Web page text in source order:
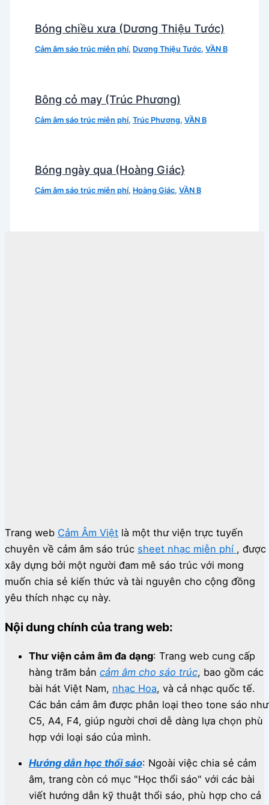
Bóng chiều xưa (Dương Thiệu Tước)
Cảm âm sáo trúc miễn phí, Dương Thiệu Tước, VẦN B
Bông cỏ may (Trúc Phương)
Cảm âm sáo trúc miễn phí, Trúc Phương, VẦN B
Bóng ngày qua (Hoàng Giác}
Cảm âm sáo trúc miễn phí, Hoàng Giác, VẦN B
Trang web Cảm Âm Việt là một thư viện trực tuyến
chuyên về cảm âm sáo trúc sheet nhạc miễn phí , được
xây dựng bởi một người đam mê sáo trúc với mong
muốn chia sẻ kiến thức và tài nguyên cho cộng đồng
yêu thích nhạc cụ này.
Nội dung chính của trang web:
Thư viện cảm âm đa dạng: Trang web cung cấp
hàng trăm bản cảm âm cho sáo trúc, bao gồm các
bài hát Việt Nam, nhạc Hoa, và cả nhạc quốc tế.
Các bản cảm âm được phân loại theo tone sáo như
C5, A4, F4, giúp người chơi dễ dàng lựa chọn phù
hợp với loại sáo của mình.
Hướng dẫn học thổi sáo: Ngoài việc chia sẻ cảm
âm, trang còn có mục "Học thổi sáo" với các bài
viết hướng dẫn kỹ thuật thổi sáo, phù hợp cho cả